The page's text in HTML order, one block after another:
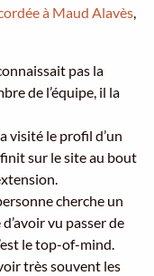
à Maud Alavès,
pas la
de l’équipe, il la
visité le profil d’un
sur le site au bout
cherche un
vu passer de
le top-of-mind.
très souvent les